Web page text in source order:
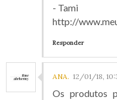
- Tami
http://
Responder
ANA. 12/01/18,
Os produtos